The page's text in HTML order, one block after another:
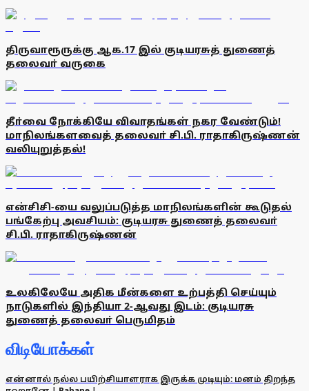
திருவாரூருக்கு ஆக.17 இல் குடியரசுத் துணைத்
தலைவா் வருகை
தீா்வை நோக்கியே விவாதங்கள் நகர வேண்டும்!
மாநிலங்களவைத் தலைவா் சி.பி. ராதாகிருஷ்ணன்
வலியுறுத்தல்!
என்சிசி-யை வலுப்படுத்த மாநிலங்களின் கூடுதல்
பங்கேற்பு அவசியம்: குடியரசு துணைத் தலைவா்
சி.பி. ராதாகிருஷ்ணன்
உலகிலேயே அதிக மீன்களை உற்பத்தி செய்யும்
நாடுகளில் இந்தியா 2-ஆவது இடம்: குடியரசு
துணைத் தலைவா் பெருமிதம்
விடியோக்கள்
என்னால் நல்ல பயிற்சியாளராக இருக்க முடியும்: மனம் திறந்த